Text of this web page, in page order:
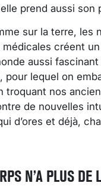
prend aussi son
sur la terre, les
créent
aussi fascinant
pour lequel on
troquant nos
de nouvelles
d’ores et déjà,
N’A PLUS DE